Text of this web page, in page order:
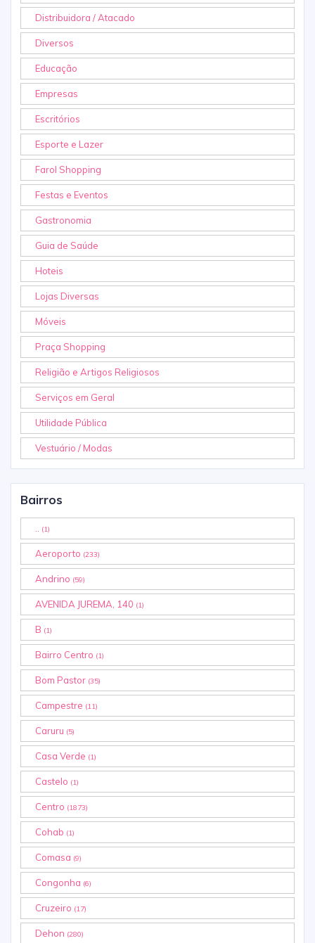
Distribuidora / Atacado
Diversos
Educação
Empresas
Escritórios
Esporte e Lazer
Farol Shopping
Festas e Eventos
Gastronomia
Guia de Saúde
Hoteis
Lojas Diversas
Móveis
Praça Shopping
Religião e Artigos Religiosos
Serviços em Geral
Utilidade Pública
Vestuário / Modas
Bairros
(1)
Aeroporto (233)
Andrino (59)
AVENIDA JUREMA, 140 (1)
B (1)
Bairro Centro (1)
Bom Pastor (35)
Campestre (11)
Caruru (5)
Casa Verde (1)
Castelo (1)
Centro (1873)
Cohab (1)
Comasa (9)
Congonha (6)
Cruzeiro (17)
Dehon (280)